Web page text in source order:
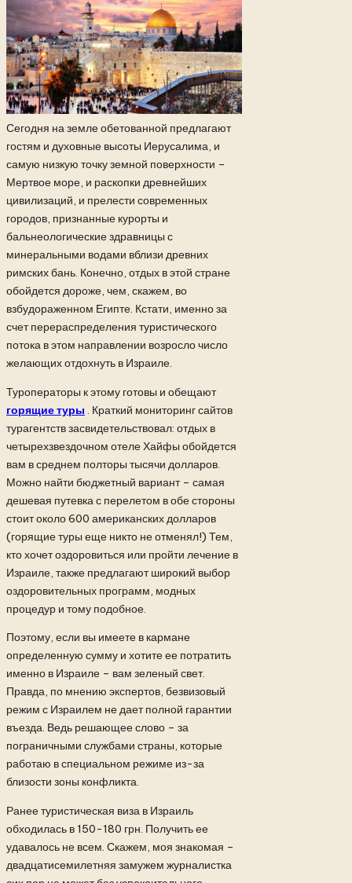
Сегодня на земле обетованной предлагают
гостям и духовные высоты Иерусалима, и
самую низкую точку земной поверхности –
Мертвое море, и раскопки древнейших
цивилизаций, и прелести современных
городов, признанные курорты и
бальнеологические здравницы с
минеральными водами вблизи древних
римских бань. Конечно, отдых в этой стране
обойдется дороже, чем, скажем, во
взбудораженном Египте. Кстати, именно за
счет перераспределения туристического
потока в этом направлении возросло число
желающих отдохнуть в Израиле.
Туроператоры к этому готовы и обещают
горящие туры . Краткий мониторинг сайтов
турагентств засвидетельствовал: отдых в
четырехзвездочном отеле Хайфы обойдется
вам в среднем полторы тысячи долларов.
Можно найти бюджетный вариант – самая
дешевая путевка с перелетом в обе стороны
стоит около 600 американских долларов
(горящие туры еще никто не отменял!) Тем,
кто хочет оздоровиться или пройти лечение в
Израиле, также предлагают широкий выбор
оздоровительных программ, модных
процедур и тому подобное.
Поэтому, если вы имеете в кармане
определенную сумму и хотите ее потратить
именно в Израиле – вам зеленый свет.
Правда, по мнению экспертов, безвизовый
режим с Израилем не дает полной гарантии
въезда. Ведь решающее слово – за
пограничными службами страны, которые
работаю в специальном режиме из-за
близости зоны конфликта.
Ранее туристическая виза в Израиль
обходилась в 150-180 грн. Получить ее
удавалось не всем. Скажем, моя знакомая –
двадцатисемилетняя замужем журналистка